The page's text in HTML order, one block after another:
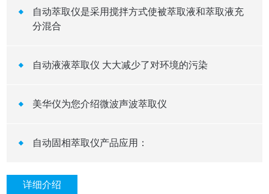
自动萃取仪是采用搅拌方式使被萃取液和萃取液充
分混合
自动液液萃取仪 大大减少了对环境的污染
美华仪为您介绍微波声波萃取仪
自动固相萃取仪产品应用：
详细介绍